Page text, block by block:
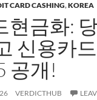
CARD CASHING,KOREA
현금화:
신용카
공개!
VERDICTHUB